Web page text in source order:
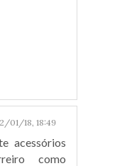
01/18, 18:49
acessórios
como